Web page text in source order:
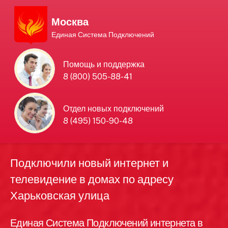
Москва
Единая Система Подключений
Помощь и поддержка
8 (800) 505-88-41
Отдел новых подключений
8 (495) 150-90-48
Единая Система
Подключений
нового интернета и
телевидения в Москве
Подключили новый интернет и
телевидение в домах по адресу
Харьковская улица
Единая Система Подключений интернета в